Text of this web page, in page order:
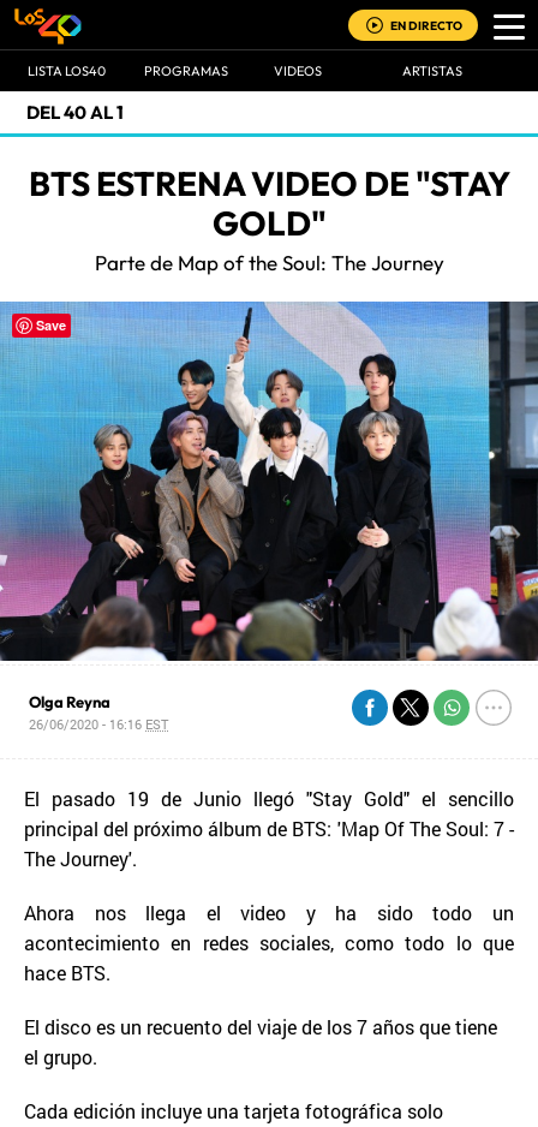
EN DIRECTO
LISTA LOS40 PROGRAMAS VIDEOS ARTISTAS
DEL 40 AL 1
BTS ESTRENA VIDEO DE "STAY
GOLD"
Parte de Map of the Soul: The Journey
Olga Reyna
26/06/2020 - 16:16 EST
El pasado 19 de Junio llegó "Stay Gold" el sencillo
principal del próximo álbum de BTS: 'Map Of The Soul: 7 -
The Journey'.
Ahora nos llega el video y ha sido todo un
acontecimiento en redes sociales, como todo lo que
hace BTS.
El disco es un recuento del viaje de los 7 años que tiene
el grupo.
Cada edición incluye una tarjeta fotográfica solo
Save